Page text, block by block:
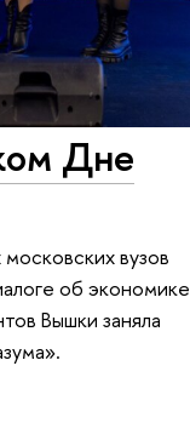
Дне
вузов
об экономике
Вышки заняла